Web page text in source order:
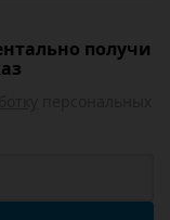
получи